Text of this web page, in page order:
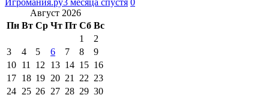
Август 2026
Пн Вт Ср Чт Пт Сб Вс
1
2
3
4 5 6 7 8
9
10 11 12 13 14 15 16
17 18 19 20 21 22 23
24 25 26 27 28 29 30